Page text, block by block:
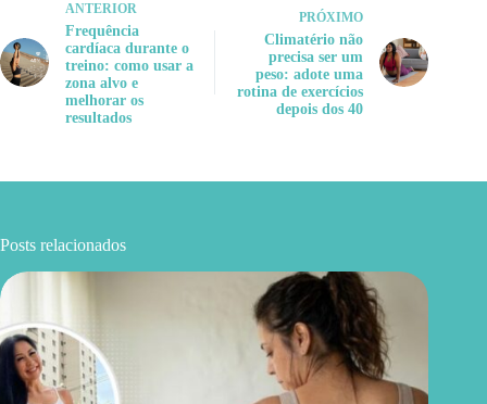
ANTERIOR
Frequência
cardíaca durante o
treino: como usar a
zona alvo e
melhorar os
resultados
PRÓXIMO
Climatério não
precisa ser um
peso: adote uma
rotina de exercícios
depois dos 40
Posts relacionados